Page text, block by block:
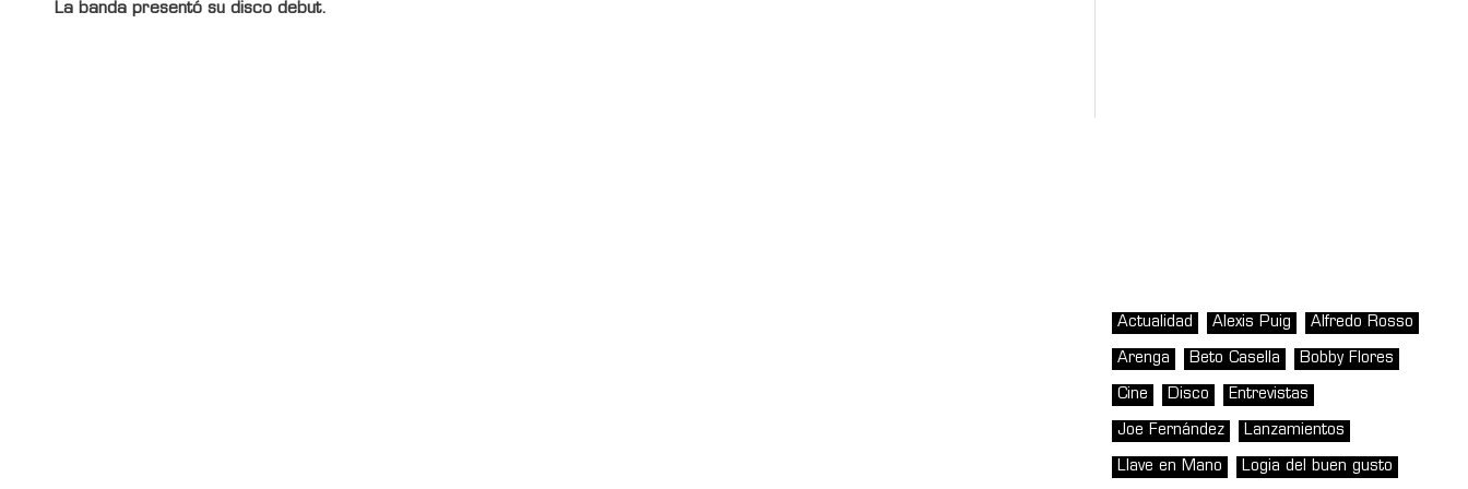
La banda presentó su disco debut.
Actualidad Alexis Puig Alfredo Rosso
Arenga Beto Casella Bobby Flores
Cine Disco Entrevistas
Joe Fernández Lanzamientos
Llave en Mano Logia del buen gusto